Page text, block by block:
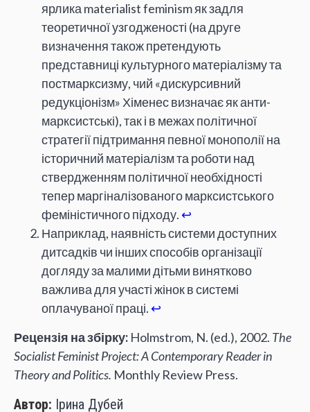
ярлика materialist feminism як задля
теоретичної узгодженості (на друге
визначення також претендують
представниці культурного матеріалізму та
постмарксизму, чий «дискурсивний
редукціонізм» Хіменес визначає як анти-
марксистські), так і в межах політичної
стратегії підтримання певної монополії на
історичний матеріалізм та роботи над
ствердженням політичної необхідності
тепер маргіналізованого марксистського
феміністичного підходу.↩
Наприклад, наявність системи доступних
дитсадків чи інших способів організації
догляду за малими дітьми винятково
важлива для участі жінок в системі
оплачуваної праці.↩
Рецензія на збірку: Holmstrom, N. (ed.), 2002. The
Socialist Feminist Project: A Contemporary Reader in
Theory and Politics. Monthly Review Press.
Автор: Ірина Дубей